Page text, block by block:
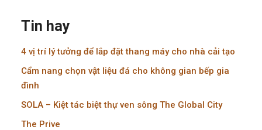
Tin hay
4 vị trí lý tưởng để lắp đặt thang máy cho nhà cải tạo
Cẩm nang chọn vật liệu đá cho không gian bếp gia
đình
SOLA – Kiệt tác biệt thự ven sông The Global City
The Prive